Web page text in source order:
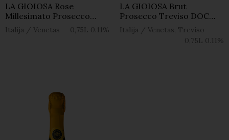
LA GIOIOSA Rose
Millesimato Prosecco
DOC 0,75l
Italija / Venetas 0,75L 0.11%
LA GIOIOSA Brut
Prosecco Treviso DOC
0,75l
Italija / Venetas, Treviso
0,75L 0.11%